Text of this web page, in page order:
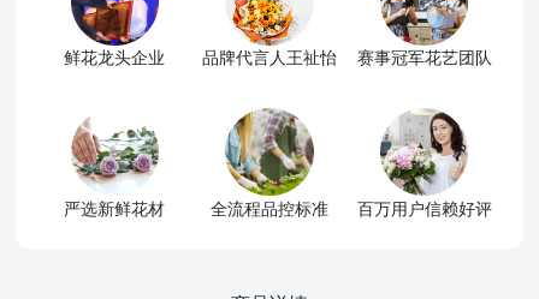
鲜花龙头企业 品牌代言人王祉怡 赛事冠军花艺团队
严选新鲜花材 全流程品控标准 百万用户信赖好评